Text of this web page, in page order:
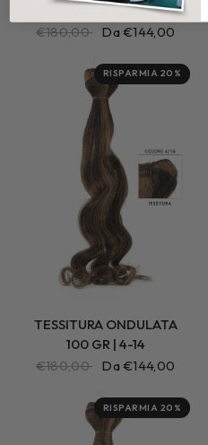
100 GR | DB4
€180,00 Da €144,00
RISPARMIA 20%
TESSITURA ONDULATA
100 GR | 4-14
€180,00 Da €144,00
RISPARMIA 20%